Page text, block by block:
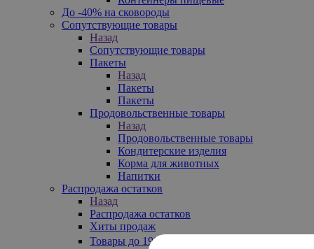
До -40% на сковороды
Сопутствующие товары
Назад
Сопутствующие товары
Пакеты
Назад
Пакеты
Пакеты
Продовольственные товары
Назад
Продовольственные товары
Кондитерские изделия
Корма для животных
Напитки
Распродажа остатков
Назад
Распродажа остатков
Хиты продаж
Товары до 199₽